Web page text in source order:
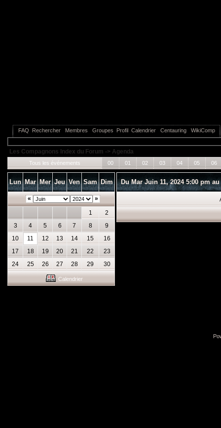
FAQ Rechercher Membres Groupes Profil Calendrier Centauring WikiComp
Les Compagnons Index du Forum -> Agenda
Tous les événements 00 01 02 03 04 05 06
Lun Mar Mer Jeu Ven Sam Dim
« »
1
2
3
4 5 6 7 8
9
10
11 12 13 14 15
16
17
18 19 20 21 22
23
24
25 26 27 28 29 30
Calendrier
Du Mar Juin 11, 2024 5:00 pm